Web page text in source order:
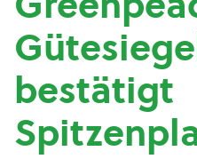
bestätigt